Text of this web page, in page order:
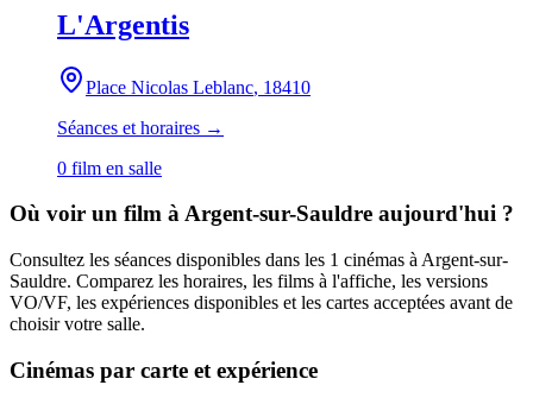
L'Argentis
Place Nicolas Leblanc, 18410
Séances et horaires →
0 film en salle
Où voir un film à Argent-sur-Sauldre aujourd'hui ?
Consultez les séances disponibles dans les 1 cinémas à Argent-sur-
Sauldre. Comparez les horaires, les films à l'affiche, les versions
VO/VF, les expériences disponibles et les cartes acceptées avant de
choisir votre salle.
Cinémas par carte et expérience